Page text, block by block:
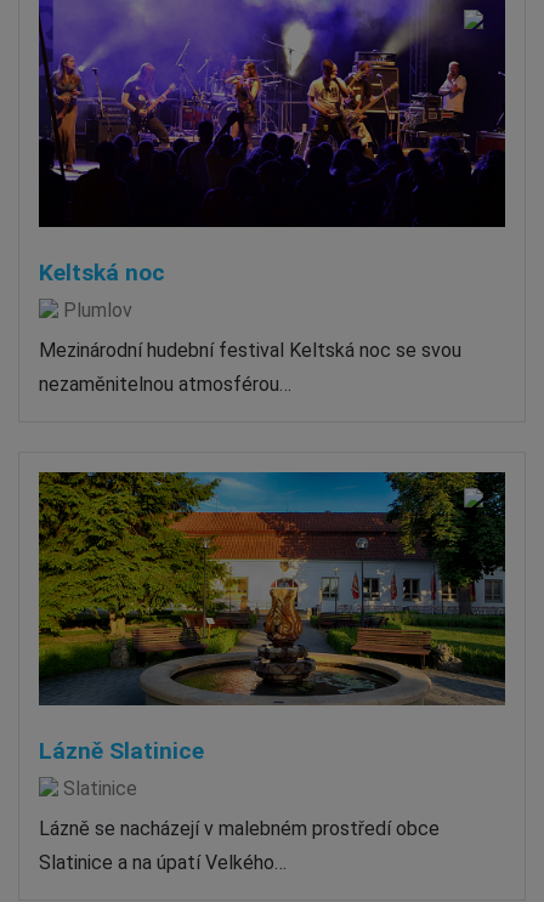
Keltská noc
Plumlov
Mezinárodní hudební festival Keltská noc se svou
nezaměnitelnou atmosférou…
Lázně Slatinice
Slatinice
Lázně se nacházejí v malebném prostředí obce
Slatinice a na úpatí Velkého…